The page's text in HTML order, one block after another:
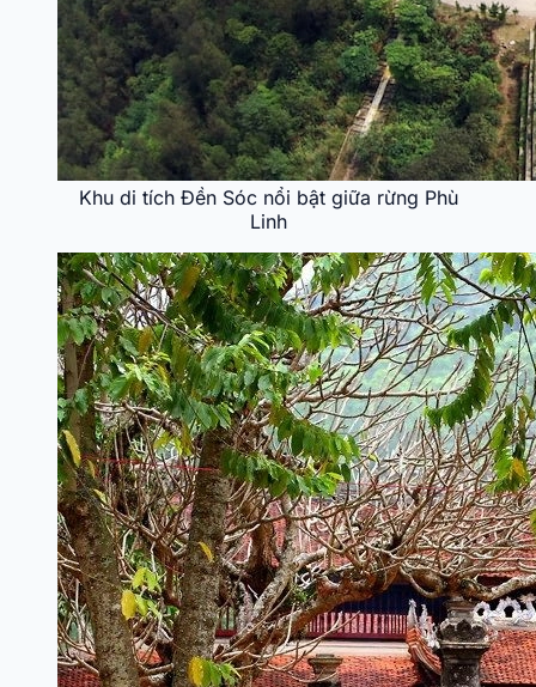
Khu di tích Đền Sóc nổi bật giữa rừng Phù
Linh